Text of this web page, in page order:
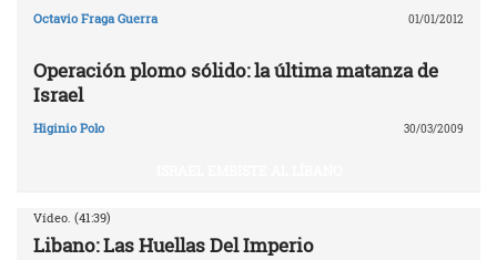
Octavio Fraga Guerra 01/01/2012
Operación plomo sólido: la última matanza de
Israel
Higinio Polo 30/03/2009
Vídeo. (41:39)
Libano: Las Huellas Del Imperio